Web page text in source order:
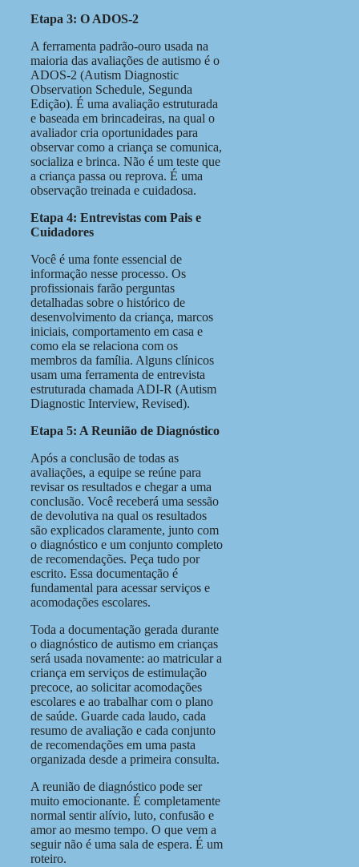
Etapa 3: O ADOS-2
A ferramenta padrão-ouro usada na
maioria das avaliações de autismo é o
ADOS-2 (Autism Diagnostic
Observation Schedule, Segunda
Edição). É uma avaliação estruturada
e baseada em brincadeiras, na qual o
avaliador cria oportunidades para
observar como a criança se comunica,
socializa e brinca. Não é um teste que
a criança passa ou reprova. É uma
observação treinada e cuidadosa.
Etapa 4: Entrevistas com Pais e
Cuidadores
Você é uma fonte essencial de
informação nesse processo. Os
profissionais farão perguntas
detalhadas sobre o histórico de
desenvolvimento da criança, marcos
iniciais, comportamento em casa e
como ela se relaciona com os
membros da família. Alguns clínicos
usam uma ferramenta de entrevista
estruturada chamada ADI-R (Autism
Diagnostic Interview, Revised).
Etapa 5: A Reunião de Diagnóstico
Após a conclusão de todas as
avaliações, a equipe se reúne para
revisar os resultados e chegar a uma
conclusão. Você receberá uma sessão
de devolutiva na qual os resultados
são explicados claramente, junto com
o diagnóstico e um conjunto completo
de recomendações. Peça tudo por
escrito. Essa documentação é
fundamental para acessar serviços e
acomodações escolares.
Toda a documentação gerada durante
o diagnóstico de autismo em crianças
será usada novamente: ao matricular a
criança em serviços de estimulação
precoce, ao solicitar acomodações
escolares e ao trabalhar com o plano
de saúde. Guarde cada laudo, cada
resumo de avaliação e cada conjunto
de recomendações em uma pasta
organizada desde a primeira consulta.
A reunião de diagnóstico pode ser
muito emocionante. É completamente
normal sentir alívio, luto, confusão e
amor ao mesmo tempo. O que vem a
seguir não é uma sala de espera. É um
roteiro.